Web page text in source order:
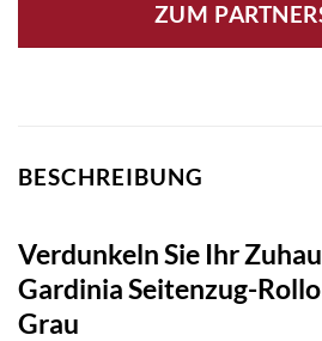
ZUM
BESCHREIBUNG
Verdunkeln Sie Ihr
Gardinia Seitenzug-
Grau